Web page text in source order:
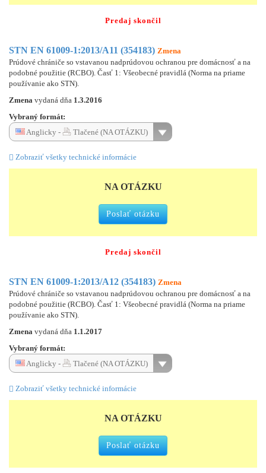
Predaj skončil
STN EN 61009-1:2013/A11 (354183) Zmena
Prúdové chrániče so vstavanou nadprúdovou ochranou pre domácnosť a na
podobné použitie (RCBO). Časť 1: Všeobecné pravidlá (Norma na priame
používanie ako STN).
Zmena vydaná dňa 1.3.2016
Vybraný formát:
Anglicky -
Tlačené (NA OTÁZKU)
Zobraziť všetky technické informácie
NA OTÁZKU
Poslať otázku
Predaj skončil
STN EN 61009-1:2013/A12 (354183) Zmena
Prúdové chrániče so vstavanou nadprúdovou ochranou pre domácnosť a na
podobné použitie (RCBO). Časť 1: Všeobecné pravidlá (Norma na priame
používanie ako STN).
Zmena vydaná dňa 1.1.2017
Vybraný formát:
Anglicky -
Tlačené (NA OTÁZKU)
Zobraziť všetky technické informácie
NA OTÁZKU
Poslať otázku